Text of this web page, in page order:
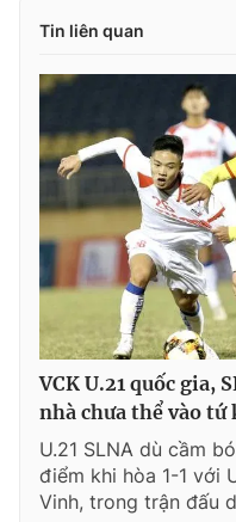
Tin liên quan
VCK U.21 quốc gia,
nhà chưa thể vào tứ
U.21 SLNA dù cầm
điểm khi hòa 1-1 với
Vinh, trong trận đấu